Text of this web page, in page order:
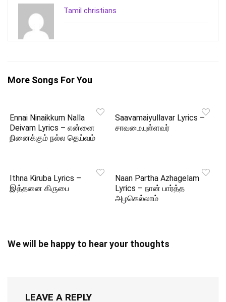
Tamil christians
More Songs For You
Ennai Ninaikkum Nalla
Deivam Lyrics – என்னை
நினைக்கும் நல்ல தெய்வம்
Saavamaiyullavar Lyrics –
சாவமையுள்ளவர்
Ithna Kiruba Lyrics –
இத்தனை கிருபை
Naan Partha Azhagelam
Lyrics – நான் பார்த்த
அழகெல்லாம்
We will be happy to hear your thoughts
LEAVE A REPLY